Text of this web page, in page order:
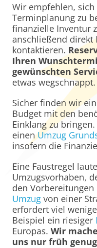
Wir empfehlen,
Terminplanung zu
finanzielle Inventur
anschließend direkt
kontaktieren.
Ihren
gewünschten
etwas wegschnappt.
Sicher finden wir
Budget mit den
Einklang zu
einenUmzug
insofern die
Eine Faustregel
Umzugsvorhaben,
den
Umzug von einer
erfordert viel
Beispiel ein riesiger
Europas. Wir
uns nur früh